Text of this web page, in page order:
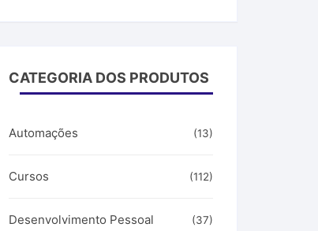
CATEGORIA DOS PRODUTOS
Automações (13)
Cursos (112)
Desenvolvimento Pessoal (37)